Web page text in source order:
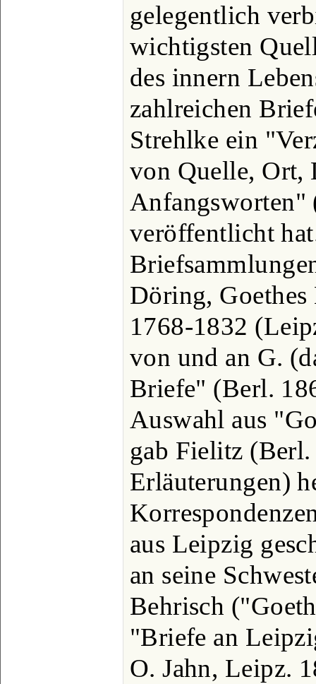
gelegentlich
wichtigsten
des innern
zahlreichen
Strehlke ein
von Quelle, Ort,
Anfangsworten"
veröffentlicht
Döring,
1768-1832
von und an G.
Briefe" (Berl.
Auswahl aus
gab Fielitz
Erläuterungen)
aus Leipzig
an seine
Behrisch
"Briefe an
O. Jahn, Leipz.